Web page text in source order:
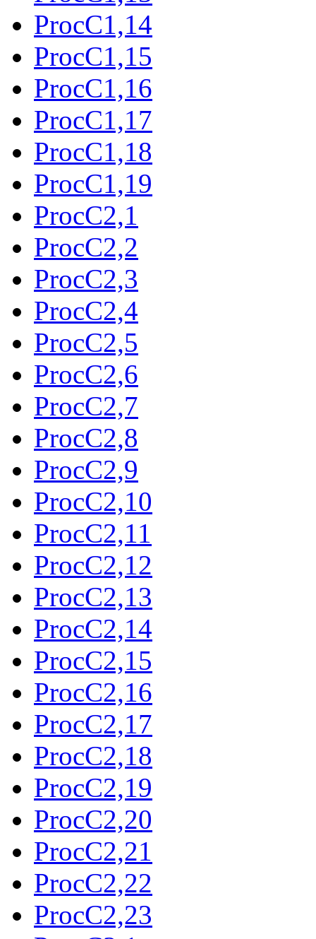
ProcC1,14
ProcC1,15
ProcC1,16
ProcC1,17
ProcC1,18
ProcC1,19
ProcC2,1
ProcC2,2
ProcC2,3
ProcC2,4
ProcC2,5
ProcC2,6
ProcC2,7
ProcC2,8
ProcC2,9
ProcC2,10
ProcC2,11
ProcC2,12
ProcC2,13
ProcC2,14
ProcC2,15
ProcC2,16
ProcC2,17
ProcC2,18
ProcC2,19
ProcC2,20
ProcC2,21
ProcC2,22
ProcC2,23